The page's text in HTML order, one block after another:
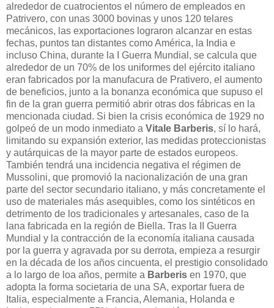
alrededor de cuatrocientos el número de empleados en
Patrivero, con unas 3000 bovinas y unos 120 telares
mecánicos, las exportaciones lograron alcanzar en estas
fechas, puntos tan distantes como América, la India e
incluso China, durante la I Guerra Mundial, se calcula que
alrededor de un 70% de los uniformes del ejército italiano
eran fabricados por la manufacura de Prativero, el aumento
de beneficios, junto a la bonanza económica que supuso el
fin de la gran guerra permitió abrir otras dos fábricas en la
mencionada ciudad. Si bien la crisis económica de 1929 no
golpeó de un modo inmediato a Vitale Barberis, sí lo hará,
limitando su expansión exterior, las medidas proteccionistas
y autárquicas de la mayor parte de estados europeos.
También tendrá una incidencia negativa el régimen de
Mussolini, que promovió la nacionalización de una gran
parte del sector secundario italiano, y más concretamente el
uso de materiales más asequibles, como los sintéticos en
detrimento de los tradicionales y artesanales, caso de la
lana fabricada en la región de Biella. Tras la II Guerra
Mundial y la contracción de la economía italiana causada
por la guerra y agravada por su derrota, empieza a resurgir
en la década de los años cincuenta, el prestigio consolidado
a lo largo de loa años, permite a Barberis en 1970, que
adopta la forma societaria de una SA, exportar fuera de
Italia, especialmente a Francia, Alemania, Holanda e